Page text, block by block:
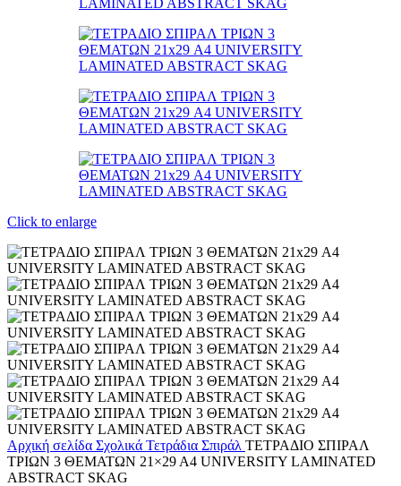
Click to enlarge
Αρχική σελίδα Σχολικά Τετράδια Σπιράλ ΤΕΤΡΑΔΙΟ ΣΠΙΡΑΛ
ΤΡΙΩΝ 3 ΘΕΜΑΤΩΝ 21×29 Α4 UNIVERSITY LAMIΝATED
ABSTRACT SKAG